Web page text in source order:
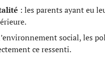
: les parents ayant eu
social, les
ce ressenti.